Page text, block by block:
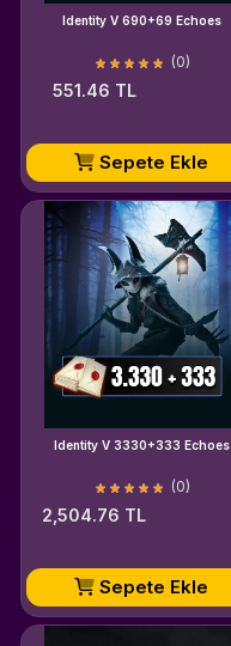
Identity V 690+69 Echoes
(0)
551.46 TL
Sepete Ekle
Identity V 3330+333 Echoes
(0)
2,504.76 TL
Sepete Ekle